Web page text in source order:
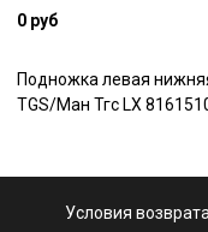
0 руб
Подножка левая
TGS/Ман Тгс LX
Условия возврата